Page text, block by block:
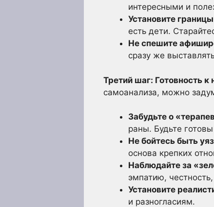
интересными и
Установите
есть дети.
Не спешите
сразу же
Третий шаг: Готовность
самоанализа, можно
Забудьте о
раны. Будьте
Не бойтесь быть
основа крепких
Наблюдайте за
эмпатию,
Установите
и разногласиям.